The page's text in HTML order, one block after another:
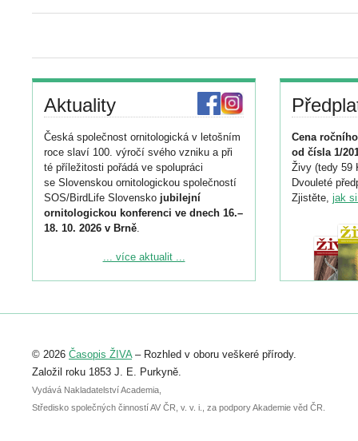
Aktuality
Česká společnost ornitologická v letošním
roce slaví 100. výročí svého vzniku a při
té příležitosti pořádá ve spolupráci
se Slovenskou ornitologickou společností
SOS/BirdLife Slovensko jubilejní
ornitologickou konferenci ve dnech 16.–
18. 10. 2026 v Brně.
Podrobnější informace ke konferenci
Registrovat se můžete do 6. září.
abstraktu přihlášené přednášky nebo
posteru je už 30. června.
... více aktualit ...
Cena
od čísla 1/
Živy (tedy 59
Dvouleté
Zjistěte, jak
© 2026 Časopis ŽIVA– Rozhled v oboru veškeré přírody.
Založil roku 1853 J. E. Purkyně.
Vydává Nakladatelství Academia,
Středisko společných činností AV ČR, v. v. i., za podpory Akademie věd ČR.